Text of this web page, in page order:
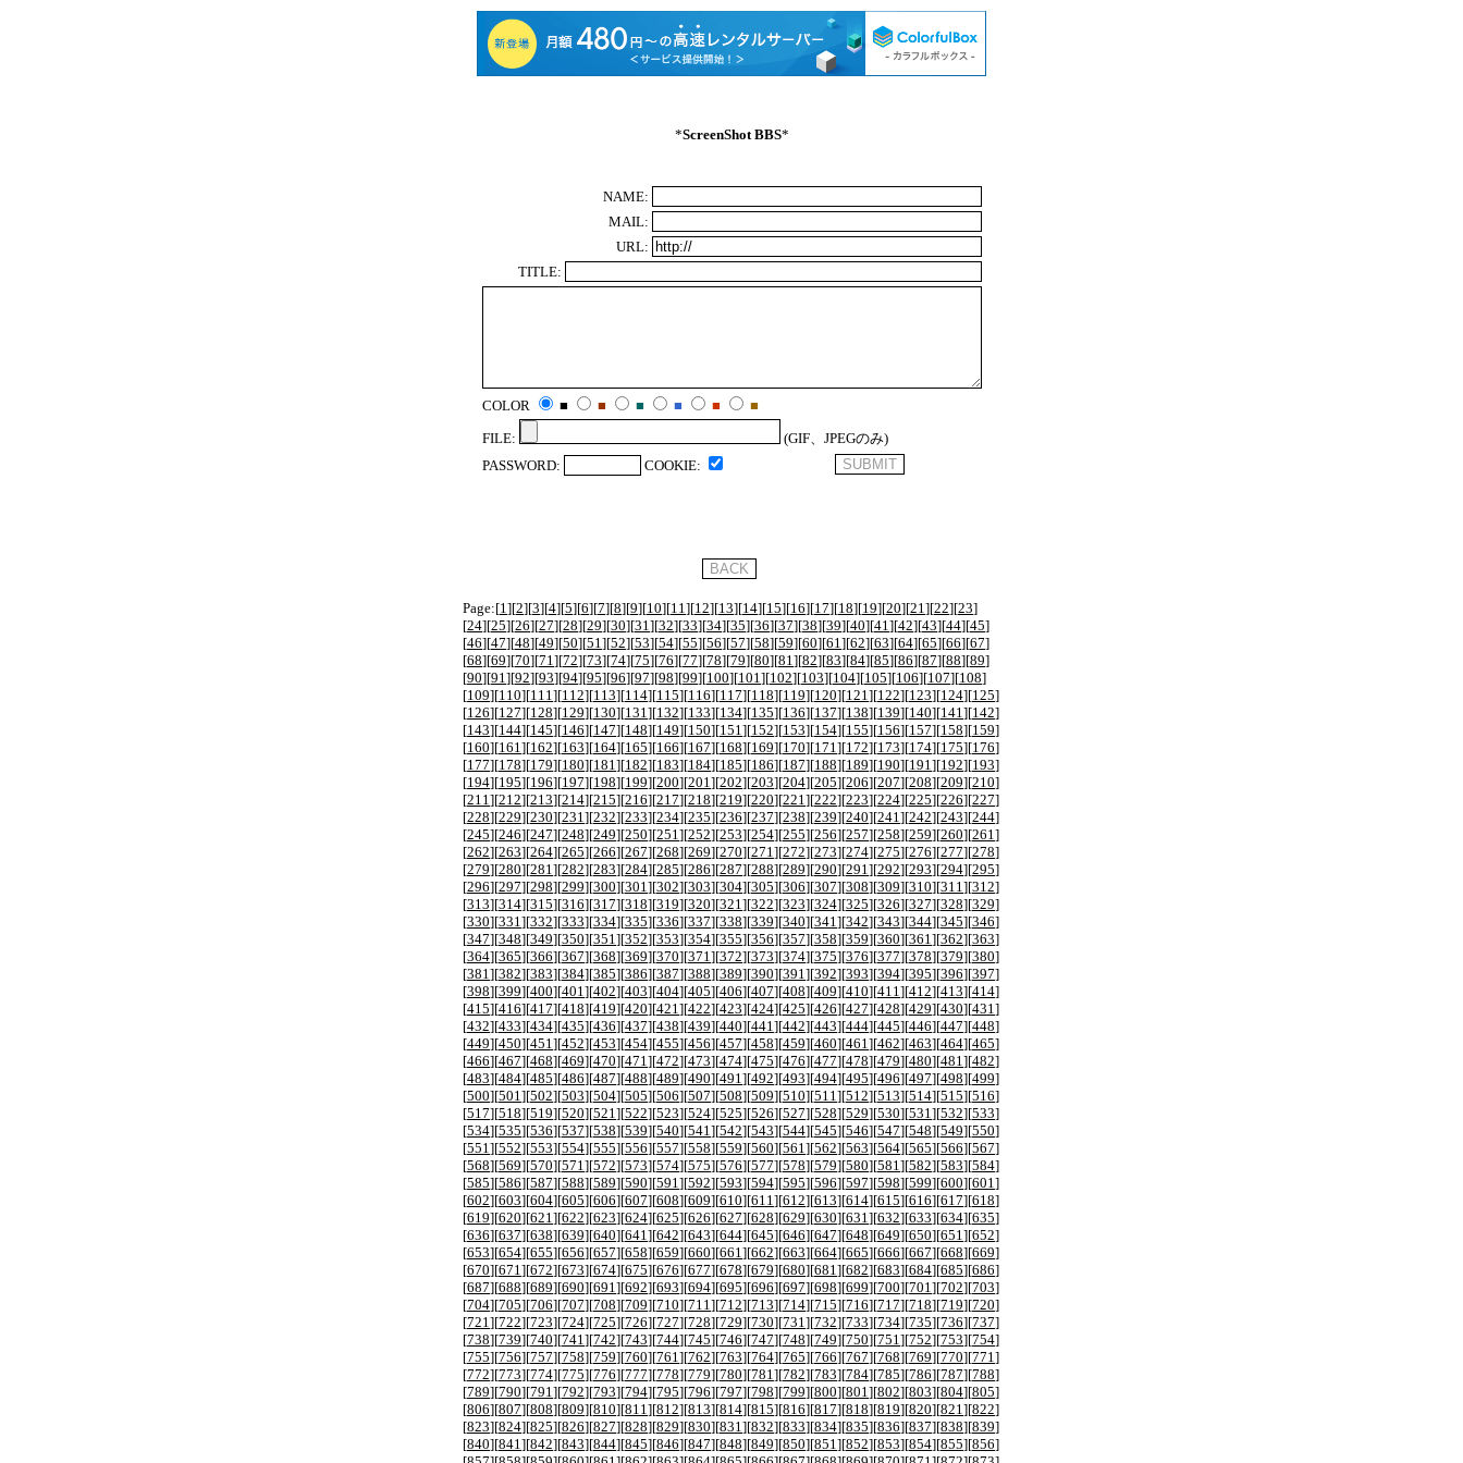
*ScreenShot BBS*
NAME:
MAIL:
URL:
TITLE:
COLOR ■ ■ ■ ■ ■
■
FILE:
(GIF、JPEGのみ)
PASSWORD:
COOKIE:
Page:[1 ][2][3][4][5][6][7][8][9][10][11 ][12][13][14][15][16][17][18][19][20][21 ][22][23]
[24][25][26][27][28][29][30][31 ][32][33][34][35][36][37][38][39][40][41 ][42][43][44][45]
[46][47][48][49][50][51 ][52][53][54][55][56][57][58][59][60][61 ][62][63][64][65][66][67]
[68][69][70][71 ][72][73][74][75][76][77][78][79][80][81 ][82][83][84][85][86][87][88][89]
[90][91 ][92][93][94][95][96][97][98][99][100][101 ][102][103][104][105][106][107][108]
[109][110][111 ][112][113][114][115][116][117][118][119][120][121 ][122][123][124][125]
[126][127][128][129][130][131 ][132][133][134][135][136][137][138][139][140][141 ][142]
[143][144][145][146][147][148][149][150][151 ][152][153][154][155][156][157][158][159]
[160][161 ][162][163][164][165][166][167][168][169][170][171 ][172][173][174][175][176]
[177][178][179][180][181 ][182][183][184][185][186][187][188][189][190][191 ][192][193]
[194][195][196][197][198][199][200][201 ][202][203][204][205][206][207][208][209][210]
[211 ][212][213][214][215][216][217][218][219][220][221 ][222][223][224][225][226][227]
[228][229][230][231 ][232][233][234][235][236][237][238][239][240][241 ][242][243][244]
[245][246][247][248][249][250][251 ][252][253][254][255][256][257][258][259][260][261 ]
[262][263][264][265][266][267][268][269][270][271 ][272][273][274][275][276][277][278]
[279][280][281 ][282][283][284][285][286][287][288][289][290][291 ][292][293][294][295]
[296][297][298][299][300][301 ][302][303][304][305][306][307][308][309][310][311 ][312]
[313][314][315][316][317][318][319][320][321 ][322][323][324][325][326][327][328][329]
[330][331 ][332][333][334][335][336][337][338][339][340][341 ][342][343][344][345][346]
[347][348][349][350][351 ][352][353][354][355][356][357][358][359][360][361 ][362][363]
[364][365][366][367][368][369][370][371 ][372][373][374][375][376][377][378][379][380]
[381 ][382][383][384][385][386][387][388][389][390][391 ][392][393][394][395][396][397]
[398][399][400][401 ][402][403][404][405][406][407][408][409][410][411 ][412][413][414]
[415][416][417][418][419][420][421 ][422][423][424][425][426][427][428][429][430][431 ]
[432][433][434][435][436][437][438][439][440][441 ][442][443][444][445][446][447][448]
[449][450][451 ][452][453][454][455][456][457][458][459][460][461 ][462][463][464][465]
[466][467][468][469][470][471 ][472][473][474][475][476][477][478][479][480][481 ][482]
[483][484][485][486][487][488][489][490][491 ][492][493][494][495][496][497][498][499]
[500][501 ][502][503][504][505][506][507][508][509][510][511 ][512][513][514][515][516]
[517][518][519][520][521 ][522][523][524][525][526][527][528][529][530][531 ][532][533]
[534][535][536][537][538][539][540][541 ][542][543][544][545][546][547][548][549][550]
[551 ][552][553][554][555][556][557][558][559][560][561 ][562][563][564][565][566][567]
[568][569][570][571 ][572][573][574][575][576][577][578][579][580][581 ][582][583][584]
[585][586][587][588][589][590][591 ][592][593][594][595][596][597][598][599][600][601 ]
[602][603][604][605][606][607][608][609][610][611 ][612][613][614][615][616][617][618]
[619][620][621 ][622][623][624][625][626][627][628][629][630][631 ][632][633][634][635]
[636][637][638][639][640][641 ][642][643][644][645][646][647][648][649][650][651 ][652]
[653][654][655][656][657][658][659][660][661 ][662][663][664][665][666][667][668][669]
[670][671 ][672][673][674][675][676][677][678][679][680][681 ][682][683][684][685][686]
[687][688][689][690][691 ][692][693][694][695][696][697][698][699][700][701 ][702][703]
[704][705][706][707][708][709][710][711 ][712][713][714][715][716][717][718][719][720]
[721 ][722][723][724][725][726][727][728][729][730][731 ][732][733][734][735][736][737]
[738][739][740][741 ][742][743][744][745][746][747][748][749][750][751 ][752][753][754]
[755][756][757][758][759][760][761 ][762][763][764][765][766][767][768][769][770][771 ]
[772][773][774][775][776][777][778][779][780][781 ][782][783][784][785][786][787][788]
[789][790][791 ][792][793][794][795][796][797][798][799][800][801 ][802][803][804][805]
[806][807][808][809][810][811 ][812][813][814][815][816][817][818][819][820][821 ][822]
[823][824][825][826][827][828][829][830][831 ][832][833][834][835][836][837][838][839]
[840][841 ][842][843][844][845][846][847][848][849][850][851 ][852][853][854][855][856]